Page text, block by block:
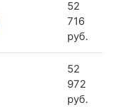
52
716
руб.
52
972
руб.